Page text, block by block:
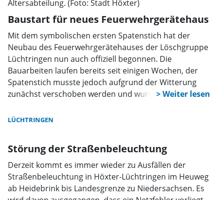
Baustart für neues Feuerwehrgerätehaus
Mit dem symbolischen ersten Spatenstich hat der
Neubau des Feuerwehrgerätehauses der Löschgruppe
Lüchtringen nun auch offiziell begonnen. Die
Bauarbeiten laufen bereits seit einigen Wochen, der
Spatenstich musste jedoch aufgrund der Witterung
zunächst verschoben werden und wurde jetzt
LÜCHTRINGEN
Störung der Straßenbeleuchtung
Derzeit kommt es immer wieder zu Ausfällen der
Straßenbeleuchtung in Höxter-Lüchtringen im Heuweg
ab Heidebrink bis Landesgrenze zu Niedersachsen. Es